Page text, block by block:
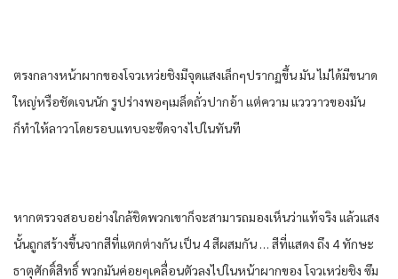
ตรงกลางหน้าผากของโจวเหว่ยชิงมีจุดแสงเล็กๆปรากฏขึ้น มัน ไม่ได้มีขนาด
ใหญ่หรือชัดเจนนัก รูปร่างพอๆเมล็ดถั่วปากอ้า แต่ความ แวววาวของมัน
ก็ทําให้ลาวาโดยรอบแทบจะซีดจางไปในทันที
หากตรวจสอบอย่างใกล้ชิดพวกเขาก็จะสามารถมองเห็นว่าแท้จริง แล้วแสง
นั้นถูกสร้างขึ้นจากสีที่แตกต่างกัน เป็น 4 สีผสมกัน … สีที่แสดง ถึง 4 ทักษะ
ธาตุศักดิ์สิทธิ์ พวกมันค่อยๆเคลื่อนตัวลงไปในหน้าผากของ โจวเหว่ยชิง ซึม